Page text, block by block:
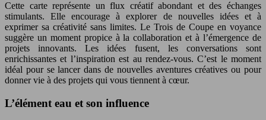
Cette carte représente un flux créatif abondant et des échanges
stimulants. Elle encourage à explorer de nouvelles idées et à
exprimer sa créativité sans limites. Le Trois de Coupe en voyance
suggère un moment propice à la collaboration et à l’émergence de
projets innovants. Les idées fusent, les conversations sont
enrichissantes et l’inspiration est au rendez-vous. C’est le moment
idéal pour se lancer dans de nouvelles aventures créatives ou pour
donner vie à des projets qui vous tiennent à cœur.
L’élément eau et son influence